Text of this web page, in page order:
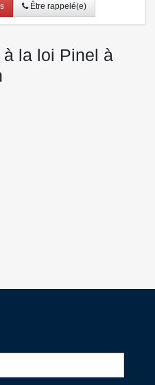
Être rappelé(e)
la loi Pinel à